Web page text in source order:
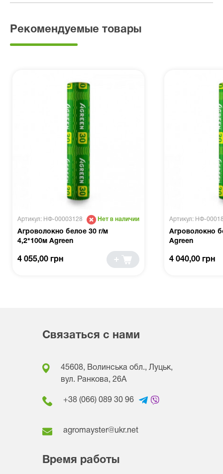
Рекомендуемые товары
Артикул: НФ-00003128 Нет в наличии
Агроволокно белое 30 г/м
4,2*100м Agreen
4 055,00 грн
Артикул: НФ-
Агроволокно
Agreen
4 040,00 грн
Связаться с нами
45608, Волинська обл., Луцьк,
вул. Ранкова, 26A
+38 (066) 089 30 96
agromayster@ukr.net
Время работы